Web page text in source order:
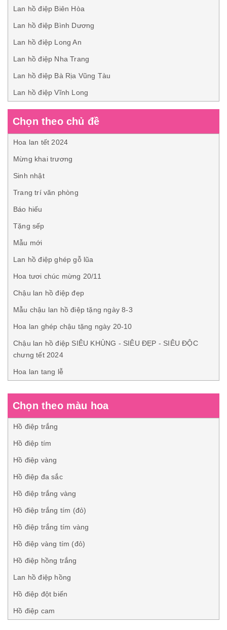
Lan hồ điệp Biên Hòa
Lan hồ điệp Bình Dương
Lan hồ điệp Long An
Lan hồ điệp Nha Trang
Lan hồ điệp Bà Rịa Vũng Tàu
Lan hồ điệp Vĩnh Long
Chọn theo chủ đề
Hoa lan tết 2024
Mừng khai trương
Sinh nhật
Trang trí văn phòng
Báo hiếu
Tặng sếp
Mẫu mới
Lan hồ điệp ghép gỗ lũa
Hoa tươi chúc mừng 20/11
Chậu lan hồ điệp đẹp
Mẫu chậu lan hồ điệp tặng ngày 8-3
Hoa lan ghép chậu tặng ngày 20-10
Chậu lan hồ điệp SIÊU KHỦNG - SIÊU ĐẸP - SIÊU ĐỘC
chưng tết 2024
Hoa lan tang lễ
Chọn theo màu hoa
Hồ điệp trắng
Hồ điệp tím
Hồ điệp vàng
Hồ điệp đa sắc
Hồ điệp trắng vàng
Hồ điệp trắng tím (đỏ)
Hồ điệp trắng tím vàng
Hồ điệp vàng tím (đỏ)
Hồ điệp hồng trắng
Lan hồ điệp hồng
Hồ điệp đột biến
Hồ điệp cam